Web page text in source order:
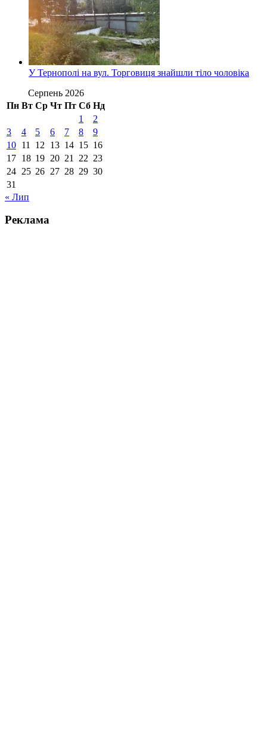
У Тернополі на вул. Торговиця знайшли тіло чоловіка
Серпень 2026
Пн Вт Ср Чт Пт Сб Нд
1
2
3
4 5 6 7 8
9
10 11 12 13 14 15 16
17 18 19 20 21 22 23
24 25 26 27 28 29 30
31
« Лип
Реклама